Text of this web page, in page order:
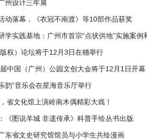
州设计三年展
动落幕，《衣冠不南渡》等10部作品获奖
学实践基地：广州市首宗“点状供地”实施案例
权）论坛将于12月3日在穗举行
中国（广州）公园文创大会将于12月1日开幕
韵”音乐会在星海音乐厅举行
省文化馆上演岭南木偶精彩大戏！
《图说羊城 非遗传承》科普手绘丛书出版
东省文史研究馆馆员与小学生共绘漫画